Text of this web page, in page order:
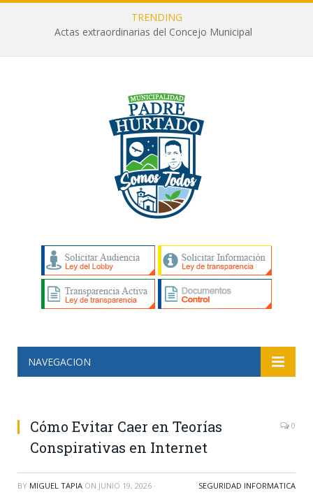
TRENDING
Actas extraordinarias del Concejo Municipal
NAVEGACION
Cómo Evitar Caer en Teorías
Conspirativas en Internet
0
BY MIGUEL TAPIA ON JUNIO 19, 2026 · SEGURIDAD INFORMATICA